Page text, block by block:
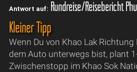
Antwort auf: Rundreise/Reisebericht
Kleiner Tipp
Wenn Du von Khao Lak Richtung
dem Auto unterwegs bist, plant
Zwischenstopp im Khao Sok